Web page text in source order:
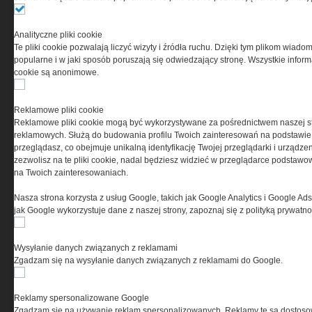
informacji na Twoim komputerze. Pliki cookies stosujemy
w celu świadczenia usług na najwyższym poziomie,
w tym w sposób dostosowany do indywidualnych potrzeb.
Korzystanie z witryny bez zmiany ustawień dotyczących
cookies oznacza, że będą one zamieszczane w Twoim
dokonać zmiany ustawień przeglądarki dotyczących
cookies. Nim Państwo zaczną korzystać z naszego
serwisu prosimy o zapoznanie się z naszą polityką
prywatności oraz informacją o cookies.
Copyright © 2004-2019 Grupa MEDIUM Spółka z ograniczoną odpowiedzialnością
Spółka komandytowa, nr KRS: 0000537655. Wszelkie prawa, w tym Autora, Wydawcy i
Analityczne pliki cookie
Te pliki cookie pozwalają liczyć wizyty i źródła ruchu. Dzięki tym plikom
popularne i w jaki sposób poruszają się odwiedzający stronę. Wszystkie
cookie są anonimowe.
Reklamowe pliki cookie
Reklamowe pliki cookie mogą być wykorzystywane za pośrednictwem naszej
reklamowych. Służą do budowania profilu Twoich zainteresowań na
przeglądasz, co obejmuje unikalną identyfikację Twojej przeglądarki i
zezwolisz na te pliki cookie, nadal będziesz widzieć w przeglądarce
na Twoich zainteresowaniach.
Nasza strona korzysta z usług Google, takich jak Google Analytics i Google
jak Google wykorzystuje dane z naszej strony, zapoznaj się z polityką
Wysyłanie danych związanych z reklamami
Zgadzam się na wysyłanie danych związanych z reklamami do Google.
Reklamy spersonalizowane Google